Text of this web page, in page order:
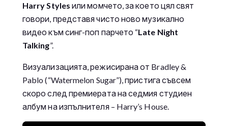
Harry Styles или момчето, за което цял свят
говори, представя чисто ново музикално
видео към синг-поп парчето “Late Night
Talking”.
Визуализацията, режисирана от Bradley &
Pablo (“Watermelon Sugar”), пристига съвсем
скоро след премиерата на седмия студиен
албум на изпълнителя – Harry’s House.